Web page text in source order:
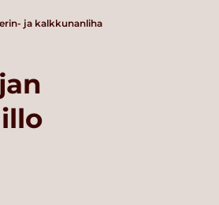
ja kalkkunanliha